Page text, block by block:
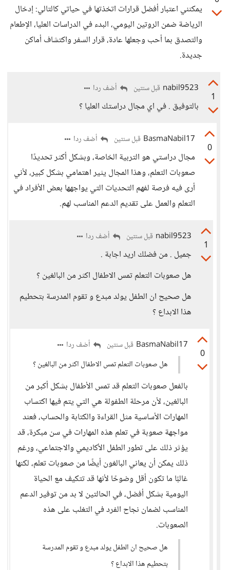
يمكنني اعتبار أفضل قرارات اتخذتها في حياتي كالتالي: إدخال
الرياضة ضمن الروتين اليومي، البدء في الدراسات العليا، الإطعام
والتصدق بما أحب وجعلها عادة، قرار السفر واكتشاف أماكن
جديدة.
1
nabil9523 قبل سنتين أضف ردا
بالتوفيق . في اي مجال دراستك العليا ؟
0
BasmaNabil17 قبل سنتين أضف ردا
مجال دراستي هو التربية الخاصة، وبشكل أكثر تحديدًا
صعوبات التعلم، وهذا المجال يثير اهتمامي بشكل كبير، لأني
أرى فيه فرصة لفهم التحديات التي يواجهها بعض الأفراد في
التعلم والعمل على تقديم الدعم المناسب لهم.
1
nabil9523 قبل سنتين أضف ردا
جميل . من فضلك اريد اجابة .
هل صعوبات التعلم تمس الاطفال اكثر من البالغين ؟
هل صحيح ان الطفل يولد مبدع و تقوم المدرسة بتحطيم
هذا الابداع ؟
0
BasmaNabil17 قبل سنتين
أضف ردا
هل صعوبات التعلم تمس الاطفال اكثر من البالغين ؟
بالفعل صعوبات التعلم قد تمس الأطفال بشكل أكبر من
البالغين، لأن مرحلة الطفولة هي التي يتم فيها اكتساب
المهارات الأساسية مثل القراءة والكتابة والحساب، فعند
مواجهة صعوبة في تعلم هذه المهارات في سن مبكرة، قد
يؤثر ذلك على تطور الطفل الأكاديمي والاجتماعي، ورغم
ذلك يمكن أن يعاني البالغون أيضًا من صعوبات تعلم، لكنها
غالبًا ما تكون أقل وضوحًا لأنها قد تتكيف مع الحياة
اليومية بشكل أفضل، في الحالتين لا بد من توفير الدعم
المناسب لضمان نجاح الفرد في التغلب على هذه
الصعوبات.
هل صحيح ان الطفل يولد مبدع و تقوم المدرسة
بتحطيم هذا الابداع ؟